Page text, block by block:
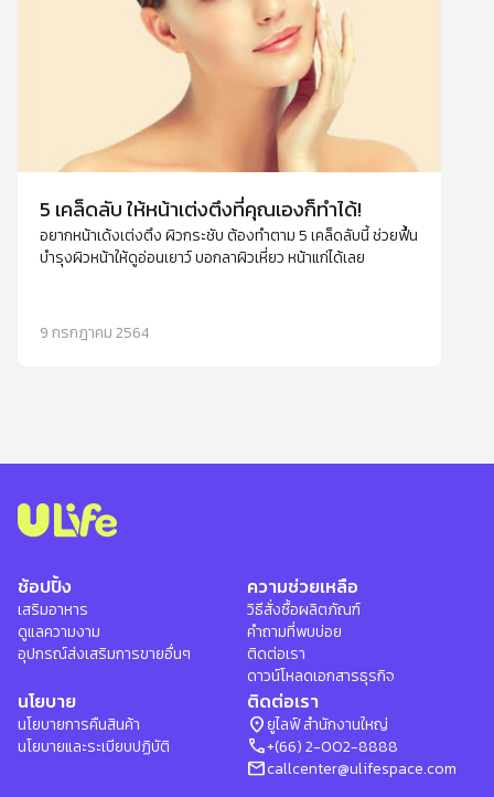
5 เคล็ดลับ ให้หน้าเต่งตึงที่คุณเองก็ทำได้!
อยากหน้าเด้งเต่งตึง ผิวกระชับ ต้องทำตาม 5 เคล็ดลับนี้ ช่วยฟื้น
บำรุงผิวหน้าให้ดูอ่อนเยาว์ บอกลาผิวเหี่ยว หน้าแก่ได้เลย
9 กรกฎาคม 2564
ช้อปปิ้ง
เสริมอาหาร
ดูแลความงาม
อุปกรณ์ส่งเสริมการขายอื่นๆ
ความช่วยเหลือ
วิธีสั่งซื้อผลิตภัณฑ์
คำถามที่พบบ่อย
ติดต่อเรา
ดาวน์โหลดเอกสารธุรกิจ
นโยบาย
นโยบายการคืนสินค้า
นโยบายและระเบียบปฏิบัติ
ติดต่อเรา
location_onยูไลฟ์ สำนักงานใหญ่
phone+(66) 2-002-8888
mailcallcenter@ulifespace.com